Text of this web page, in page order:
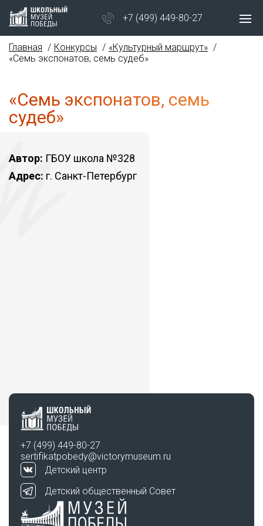
+7 (499) 449-80-27
Главная Конкурсы
«Культурный маршрут»
«Семь экспонатов, семь судеб»
«Семь экспонатов, семь
судеб»
Автор: ГБОУ школа №328
Адрес: г. Санкт-Петербург
+7 (499) 449-80-27
sertifikatpobedy@victorymuseum.ru
Детский центр
Детский общественный Совет